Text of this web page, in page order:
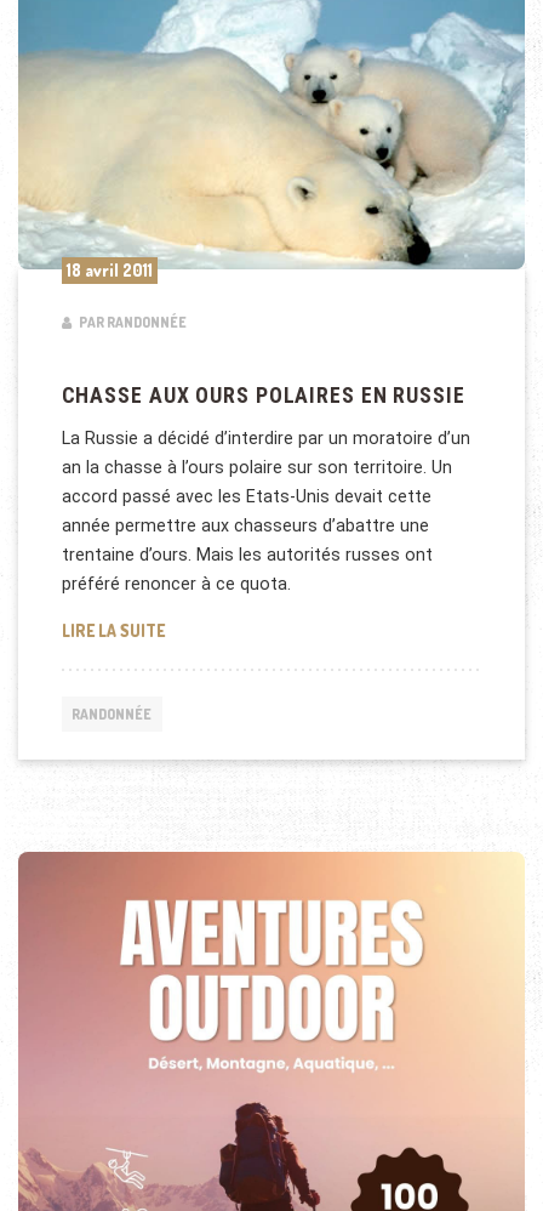
18 avril 2011
PAR RANDONNÉE
CHASSE AUX OURS POLAIRES EN RUSSIE
La Russie a décidé d’interdire par un moratoire d’un
an la chasse à l’ours polaire sur son territoire. Un
accord passé avec les Etats-Unis devait cette
année permettre aux chasseurs d’abattre une
trentaine d’ours. Mais les autorités russes ont
préféré renoncer à ce quota.
LIRE LA SUITECHASSE AUX OURS POLAIRES EN RUSSIE
RANDONNÉE